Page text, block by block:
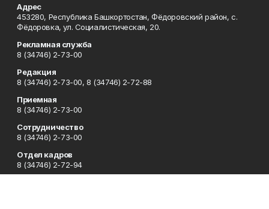
Адрес
453280, Республика Башкортостан, Фёдоровский район, с.
Фёдоровка, ул. Социалистическая, 20.
Рекламная служба
8 (34746) 2-73-00
Редакция
8 (34746) 2-73-00, 8 (34746) 2-72-88
Приемная
8 (34746) 2-73-00
Сотрудничество
8 (34746) 2-73-00
Отдел кадров
8 (34746) 2-72-94